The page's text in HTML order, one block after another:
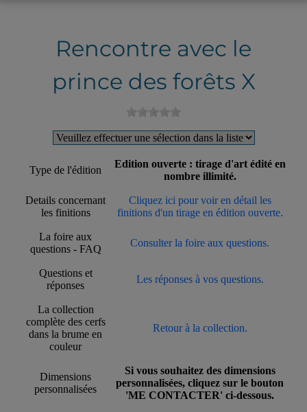
Rencontre avec le
prince des forêts X
Type de l'édition
Edition ouverte : tirage d'art édité en
nombre illimité.
Details concernant
les finitions
Cliquez ici pour voir en détail les
finitions d'un tirage en édition ouverte.
La foire aux
questions - FAQ
Consulter la foire aux questions.
Questions et
réponses
Les réponses à vos questions.
La collection
complète des cerfs
dans la brume en
couleur
Retour à la collection.
Dimensions
personnalisées
Si vous souhaitez des dimensions
personnalisées, cliquez sur le bouton
'ME CONTACTER' ci-dessous.